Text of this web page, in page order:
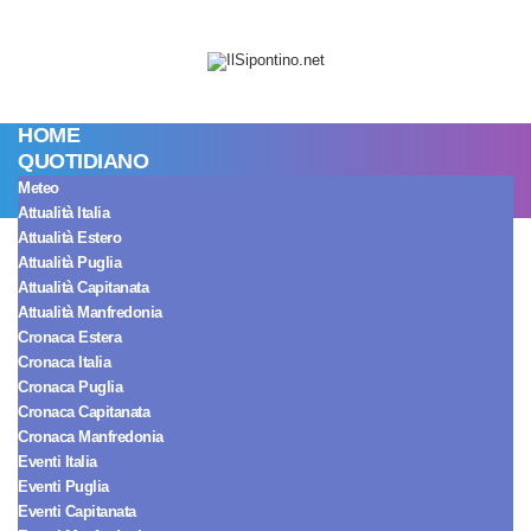
HOME
QUOTIDIANO
Meteo
Attualità Italia
Attualità Estero
Attualità Puglia
Attualità Capitanata
Attualità Manfredonia
Cronaca Estera
Cronaca Italia
Cronaca Puglia
Cronaca Capitanata
Cronaca Manfredonia
Eventi Italia
Eventi Puglia
Eventi Capitanata
Spettacolo Italia
Grande Fratello, ex
gieffina sui
‘Tommavi’: “Non
dureranno, a